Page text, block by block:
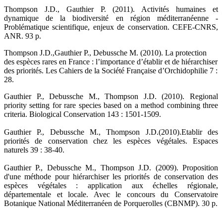
Thompson J.D., Gauthier P. (2011). Activités humaines et
dynamique de la biodiversité en région méditerranéenne -
Problématique scientifique, enjeux de conservation. CEFE-CNRS,
ANR. 93 p.
Thompson J.D.,Gauthier P., Debussche M. (2010). La protection
des espèces rares en France : l’importance d’établir et de hiérarchiser
des priorités. Les Cahiers de la Société Française d’Orchidophilie 7 :
28.
Gauthier P., Debussche M., Thompson J.D. (2010). Regional
priority setting for rare species based on a method combining three
criteria. Biological Conservation 143 : 1501-1509.
Gauthier P., Debussche M., Thompson J.D.(2010).Etablir des
priorités de conservation chez les espèces végétales. Espaces
naturels 39 : 38-40.
Gauthier P., Debussche M., Thompson J.D. (2009). Proposition
d'une méthode pour hiérarchiser les priorités de conservation des
espèces végétales : application aux échelles régionale,
départementale et locale. Avec le concours du Conservatoire
Botanique National Méditerranéen de Porquerolles (CBNMP). 30 p.